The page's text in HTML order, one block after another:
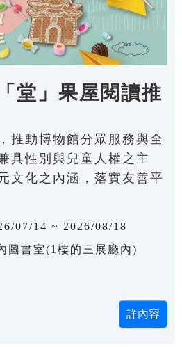
堂」果屋閱讀推
推動博物館分眾服務與全
具性別與兒童人權之主
文化之內涵，落實友善平
07/14 ~ 2026/08/18
圖書室(1樓的三展廳內)